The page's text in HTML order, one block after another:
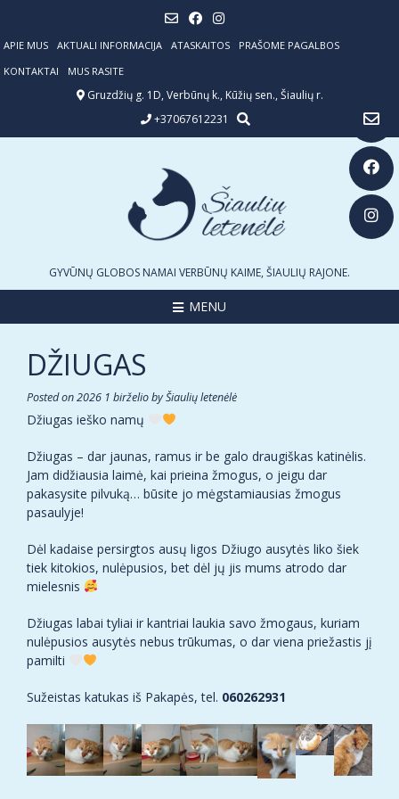
content
APIE MUS AKTUALI INFORMACIJA ATASKAITOS
PRAŠOME PAGALBOS
KONTAKTAI
MUS RASITE
Gruzdžių g. 1D, Verbūnų k., Kūžių sen., Šiaulių r.
+37067612231
GYVŪNŲ GLOBOS NAMAI VERBŪNŲ KAIME, ŠIAULIŲ RAJONE.
MENU
DŽIUGAS
Posted on2026 1 birželiobyŠiaulių letenėlė
Džiugas ieško namų
Džiugas – dar jaunas, ramus ir be galo draugiškas katinėlis.
Jam didžiausia laimė, kai prieina žmogus, o jeigu dar
pakasysite pilvuką… būsite jo mėgstamiausias žmogus
pasaulyje!
Dėl kadaise persirgtos ausų ligos Džiugo ausytės liko šiek
tiek kitokios, nulėpusios, bet dėl jų jis mums atrodo dar
mielesnis
Džiugas labai tyliai ir kantriai laukia savo žmogaus, kuriam
nulėpusios ausytės nebus trūkumas, o dar viena priežastis jį
pamilti
Sužeistas katukas iš Pakapės, tel. 060262931